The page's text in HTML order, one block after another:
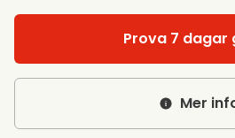
Prova 7 dagar
Mer